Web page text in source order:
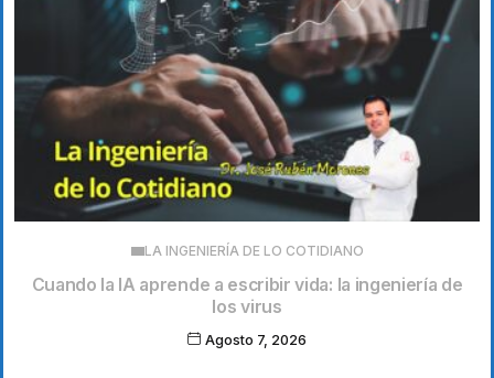
LA INGENIERÍA DE LO COTIDIANO
Cuando la IA aprende a escribir vida: la ingeniería de
los virus
Agosto 7, 2026